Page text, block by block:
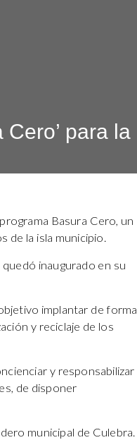
para la
Basura Cero, un
de la isla municipio.
inaugurado en su
implantar de forma
y reciclaje de los
y responsabilizar
de disponer
municipal de Culebra.